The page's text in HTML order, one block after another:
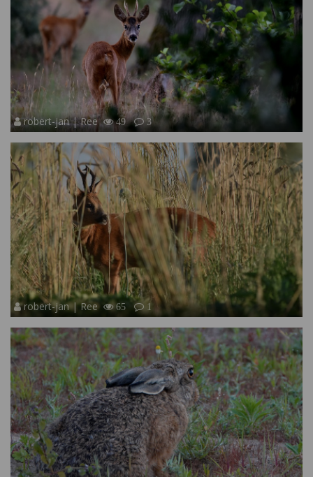
robert-jan | Ree 49 3
robert-jan | Ree 65 1